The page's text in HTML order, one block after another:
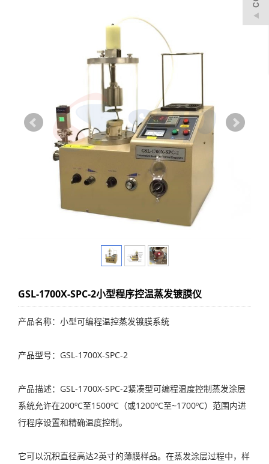
GSL-1700X-SPC-2小型程序控温蒸发镀膜仪
产品名称：小型可编程温控蒸发镀膜系统
产品型号：GSL-1700X-SPC-2
产品描述：GSL-1700X-SPC-2紧凑型可编程温度控制蒸发涂层
系统允许在200ºC至1500ºC（或1200ºC至~1700ºC）范围内进
行程序设置和精确温度控制。
它可以沉积直径高达2英寸的薄膜样品。在蒸发涂层过程中，样